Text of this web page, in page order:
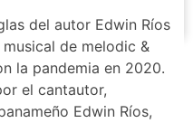
del autor Edwin Ríos
de melodic &
la pandemia en 2020.
el cantautor,
Edwin Ríos,